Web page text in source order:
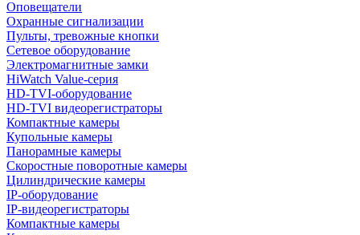
Оповещатели
Охранные сигнализации
Пульты, тревожные кнопки
Сетевое оборудование
Электромагнитные замки
HiWatch Value-серия
HD-TVI-оборудование
HD-TVI видеорегистраторы
Компактные камеры
Купольные камеры
Панорамные камеры
Скоростные поворотные камеры
Цилиндрические камеры
IP-оборудование
IP-видеорегистраторы
Компактные камеры